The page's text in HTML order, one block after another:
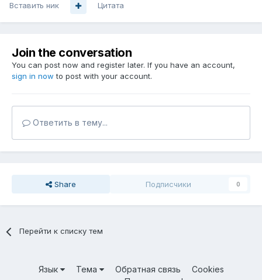
Вставить ник Цитата
Join the conversation
You can post now and register later. If you have an account,
sign in now to post with your account.
Ответить в тему...
Share Подписчики 0
Перейти к списку тем
Язык Тема Обратная связь
Cookies